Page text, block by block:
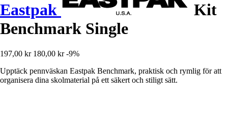
Eastpak
Kit
Benchmark Single
197,00 kr 180,00 kr -9%
Upptäck pennväskan Eastpak Benchmark, praktisk och rymlig för att
organisera dina skolmaterial på ett säkert och stiligt sätt.